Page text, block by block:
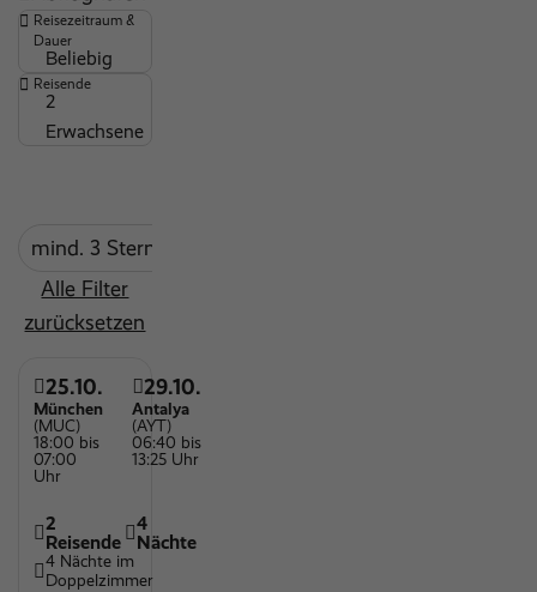
Hygienemaßnahmen
Kinderdisco
Wäscheservice
Miniclub (3-6 Jahre)
Fitnessbereich
Indoor Pool
Outdoor Pool
Sauna
Wasserrutsche
Wellnessbereich
Kinderspielplatz
Reisezeitraum &
Dauer
Beliebig
Reisende
2
Erwachsene
mind. 3 Sterne
Alle Filter
zurücksetzen
25.10.
München
(MUC)
18:00 bis
07:00
Uhr
29.10.
Antalya
(AYT)
06:40 bis
13:25 Uhr
2
Reisende
4
Nächte
4 Nächte im
Doppelzimmer